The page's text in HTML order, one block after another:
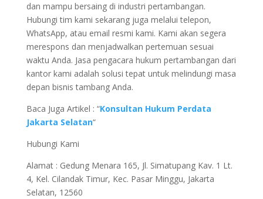
dan mampu bersaing di industri pertambangan.
Hubungi tim kami sekarang juga melalui telepon,
WhatsApp, atau email resmi kami. Kami akan segera
merespons dan menjadwalkan pertemuan sesuai
waktu Anda. Jasa pengacara hukum pertambangan dari
kantor kami adalah solusi tepat untuk melindungi masa
depan bisnis tambang Anda.
Baca Juga Artikel : “Konsultan Hukum Perdata
Jakarta Selatan“
Hubungi Kami
Alamat : Gedung Menara 165, Jl. Simatupang Kav. 1 Lt.
4, Kel. Cilandak Timur, Kec. Pasar Minggu, Jakarta
Selatan, 12560